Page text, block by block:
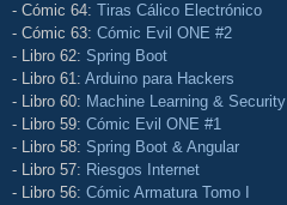
- Cómic 64: Tiras Cálico Electrónico
- Cómic 63: Cómic Evil ONE #2
- Libro 62: Spring Boot
- Libro 61: Arduino para Hackers
- Libro 60: Machine Learning & Security
- Libro 59: Cómic Evil ONE #1
- Libro 58: Spring Boot & Angular
- Libro 57: Riesgos Internet
- Libro 56: Cómic Armatura Tomo I